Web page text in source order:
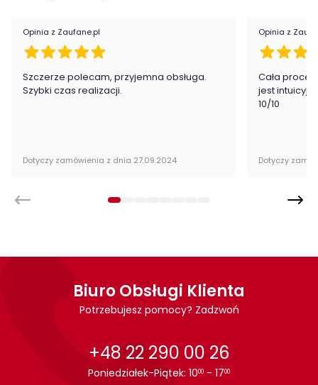
Kolor mebla:
Rozkładany:
Maksymalna długość
240 cm
Rodzaj nóg:
Orzech
Opinia z Zaufane.pl
Szczerze polecam, przyjemna obsługa.
Szybki czas realizacji.
Dotyczy zamówienia z dnia 27.09.2024
Opinia z
Cała
jest
10/10
Dotyczy
Biuro Obsługi Klienta
Potrzebujesz pomocy? Zadzwoń
+48 22 290 00 26
Poniedziałek-Piątek: 1000 - 1700